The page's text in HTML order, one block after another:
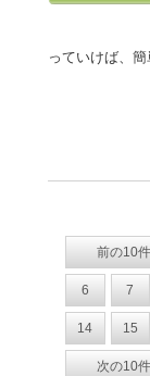
っていけば、
前の10
6 7
14 15
次の10